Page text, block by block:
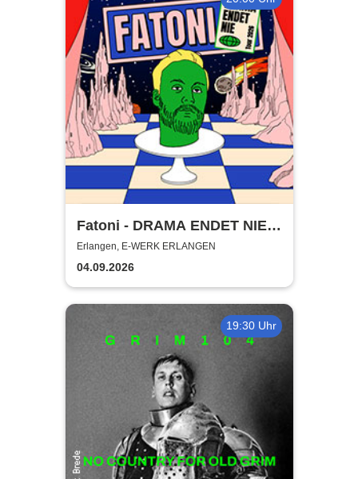
Fatoni - DRAMA ENDET NIE
TOUR 2026
Erlangen, E-WERK ERLANGEN
04.09.2026
19:30 Uhr